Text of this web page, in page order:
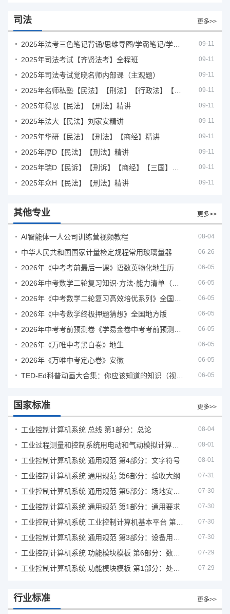
司法 更多>>
09-11
2025年司法考试【齐贤法考】全程班 09-11
2025年司法考试觉晓名师内部课（主观题） 09-11
09-11
2025年得恩【民法】【刑法】精讲 09-11
2025年法大【民法】刘家安精讲 09-11
2025年华研【民法】【刑法】【商经】精讲 09-11
2025年厚D【民法】【刑法】精讲 09-11
09-11
2025年众H【民法】【刑法】精讲 09-11
其他专业 更多>>
AI智能体一人公司训练营视频教程 08-04
中华人民共和国国家计量检定规程常用玻璃量器 06-26
06-05
06-05
06-05
2026年《中考数学终极押题猜想》全国地方版 06-05
06-05
2026年《万唯中考黑白卷》地生 06-05
2026年《万唯中考定心卷》安徽 06-05
06-05
国家标准 更多>>
工业控制计算机系统 总线 第1部分：总论 08-04
08-01
工业控制计算机系统 通用规范 第4部分：文字符号 08-01
工业控制计算机系统 通用规范 第6部分：验收大纲 07-31
07-30
工业控制计算机系统 通用规范 第1部分：通用要求 07-30
07-30
07-30
07-29
07-29
行业标准 更多>>